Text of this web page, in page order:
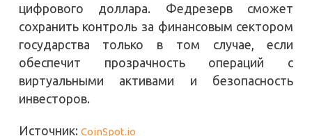
цифрового доллара. Федрезерв сможет
сохранить контроль за финансовым сектором
государства только в том случае, если
обеспечит прозрачность операций с
виртуальными активами и безопасность
инвесторов.
Источник: CoinSpot.io